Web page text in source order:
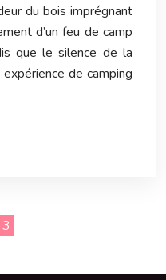
du bois imprégnant
d’un feu de camp
que le silence de la
de camping
3